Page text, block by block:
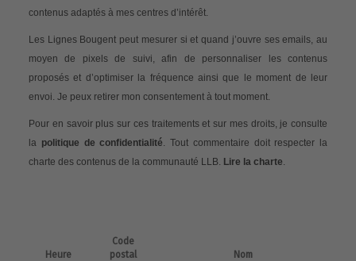
contenus adaptés à mes centres d’intérêt.
Les Lignes Bougent peut mesurer si et quand j’ouvre ses emails, au
moyen de pixels de suivi, afin de personnaliser les contenus
proposés et d’optimiser la fréquence ainsi que le moment de leur
envoi. Je peux retirer mon consentement à tout moment.
Pour en savoir plus sur ces traitements et sur mes droits, je consulte
la politique de confidentialité. Tout commentaire doit respecter la
charte des contenus de la communauté LLB. Lire la charte.
Heure
Code
postal
Nom